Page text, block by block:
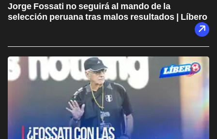
Jorge Fossati no seguirá al mando de la
selección peruana tras malos resultados | Líbero